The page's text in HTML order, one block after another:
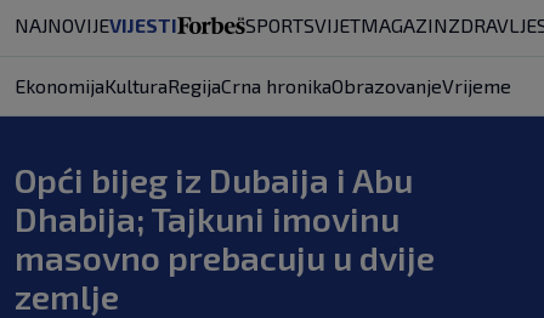
NAJNOVIJEVIJESTI SPORTSVIJETMAGAZINZDRAVLJE
EkonomijaKulturaRegijaCrna hronikaObrazovanjeVrijeme
Opći bijeg iz Dubaija i Abu
Dhabija; Tajkuni imovinu
masovno prebacuju u dvije
zemlje